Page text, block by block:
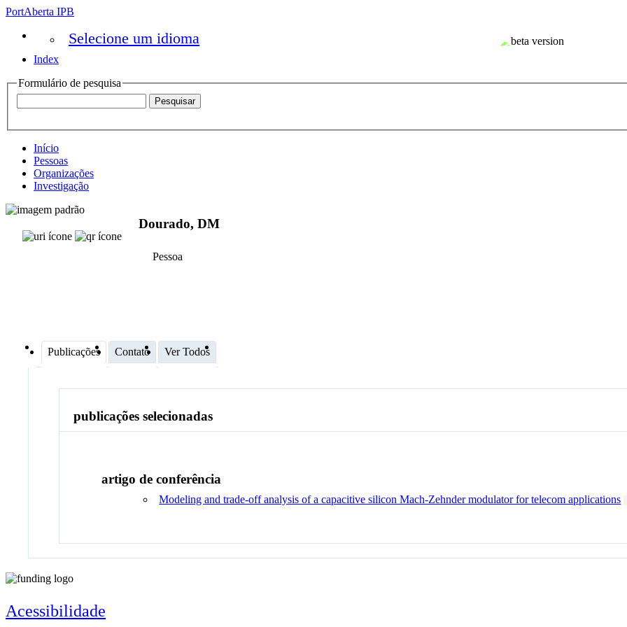
PortAberta IPB
Selecione um idioma
Index
Formulário de pesquisa
Início
Pessoas
Organizações
Investigação
Dourado, DM
Pessoa
Publicações Contato Ver Todos
publicações selecionadas
artigo de conferência
Modeling and trade-off analysis of a capacitive silicon Mach-Zehnder modulator for telecom applications
Acessibilidade